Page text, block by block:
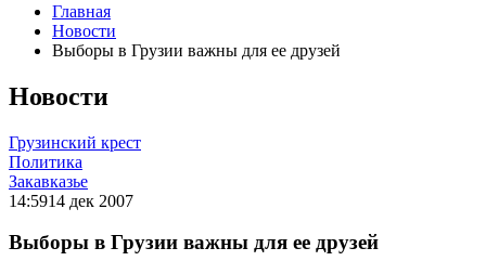
Главная
Новости
Выборы в Грузии важны для ее друзей
Новости
Грузинский крест
Политика
Закавказье
14:5914 дек 2007
Выборы в Грузии важны для ее друзей